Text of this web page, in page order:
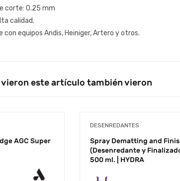
corte: 0.25 mm
calidad.
con equipos Andis, Heiniger, Artero y otros.
vieron este artículo también vieron
AGC Super
DESENREDANTES
Spray Dematting and
(Desenredante y
500 ml. | HYDRA